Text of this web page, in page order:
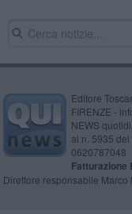
Editore
FIRENZE -
NEWS
al n. 5935 del
0620787048
Fatturazione
Direttore responsabile Marco